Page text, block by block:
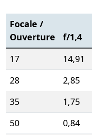
Focale /
Ouverture
f/1,4
17
14,91
28
2,85
35
1,75
50
0,84